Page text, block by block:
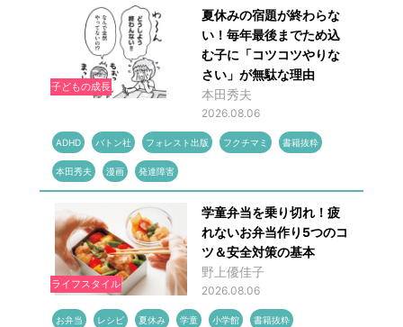
子どもの成長
夏休みの宿題が終わらな
い！毎年最後までため込
む子に「コツコツやりな
さい」が無駄な理由
本田秀夫
2026.08.06
ADHD バトン社 フォレスト出版 フクチマミ 書籍抜粋
本田秀夫 漫画 発達障害
ライフスタイル
学童弁当を乗り切れ！疲
れないお弁当作り5つのコ
ツ＆安全対策の基本
野上優佳子
2026.08.06
お弁当 レシピ 夏休み 学童 小学館 書籍抜粋